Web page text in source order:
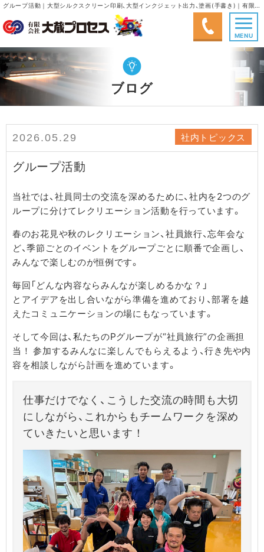
グループ活動｜大型シルクスクリーン印刷、大型インクジェット出力、塗画(手書き)｜有限会社大蔵プロセス
MENU
ブログ
2026.05.29 社内トピックス
グループ活動
当社では、社員同士の交流を深めるために、社内を2つのグ
ループに分けてレクリエーション活動を行っています。
春のお花見や秋のレクリエーション、社員旅行、忘年会な
ど、季節ごとのイベントをグループごとに順番で企画し、
みんなで楽しむのが恒例です。
毎回「どんな内容ならみんなが楽しめるかな？」
とアイデアを出し合いながら準備を進めており、部署を越
えたコミュニケーションの場にもなっています。
そして今回は、私たちのPグループが“社員旅行”の企画担
当！ 参加するみんなに楽しんでもらえるよう、行き先や内
容を相談しながら計画を進めています。
仕事だけでなく、こうした交流の時間も大切
にしながら、これからもチームワークを深め
ていきたいと思います！